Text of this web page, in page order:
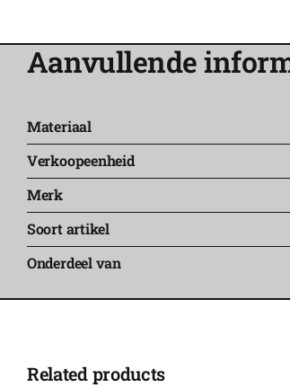
Aanvullende
Materiaal
Verkoopeenheid
Merk
Soort artikel
Onderdeel van
Related products